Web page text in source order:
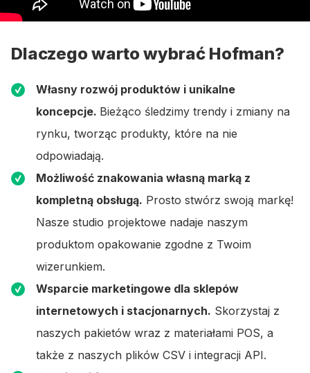
Dlaczego warto wybrać Hofman?
Własny rozwój produktów i unikalne
koncepcje. Bieżąco śledzimy trendy i zmiany na
rynku, tworząc produkty, które na nie
odpowiadają.
Możliwość znakowania własną marką z
kompletną obsługą. Prosto stwórz swoją markę!
Nasze studio projektowe nadaje naszym
produktom opakowanie zgodne z Twoim
wizerunkiem.
Wsparcie marketingowe dla sklepów
internetowych i stacjonarnych. Skorzystaj z
naszych pakietów wraz z materiałami POS, a
także z naszych plików CSV i integracji API.